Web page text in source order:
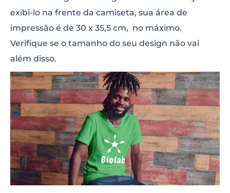
exibi-lo na frente da camiseta, sua área de
impressão é de 30 x 35,5 cm, no máximo.
Verifique se o tamanho do seu design não vai
além disso.